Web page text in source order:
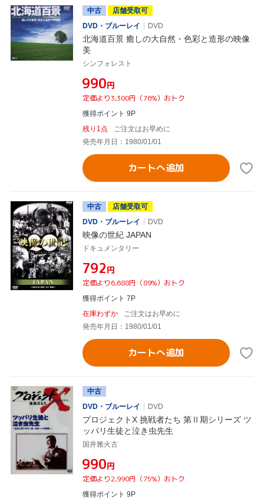
中古
店舗受取可
DVD・ブルーレイ
DVD
北海道百景 癒しの大自然・色彩と造形の映像
美
シンフォレスト
¥990円
定価より3,300円（76%）おトク
獲得ポイント 9P
残り1点
ご注文はお早めに
発売年月日：1980/01/01
カートへ追加
中古
店舗受取可
DVD・ブルーレイ
DVD
映像の世紀 JAPAN
ドキュメンタリー
¥792円
定価より6,688円（89%）おトク
獲得ポイント 7P
在庫わずか
ご注文はお早めに
発売年月日：1980/01/01
カートへ追加
中古
DVD・ブルーレイ
DVD
プロジェクトX 挑戦者たち 第Ⅱ期シリーズ ツ
ッパリ生徒と泣き虫先生
国井雅火古
¥990円
定価より2,990円（75%）おトク
獲得ポイント 9P